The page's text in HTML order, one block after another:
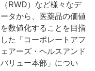
（RWD）など様々なデ
ータから、医薬品の価値
を数値化することを目指
した「コーポレートアフ
ェアーズ・ヘルスアンド
バリュー本部」につい